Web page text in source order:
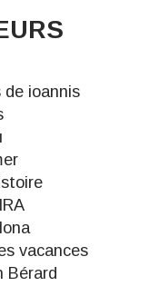
ioannis
vacances
Bérard